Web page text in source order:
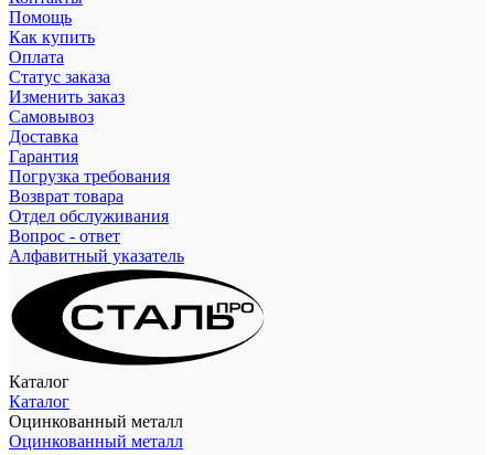
Помощь
Как купить
Оплата
Статус заказа
Изменить заказ
Самовывоз
Доставка
Гарантия
Погрузка требования
Возврат товара
Отдел обслуживания
Вопрос - ответ
Алфавитный указатель
Каталог
Каталог
Оцинкованный металл
Оцинкованный металл